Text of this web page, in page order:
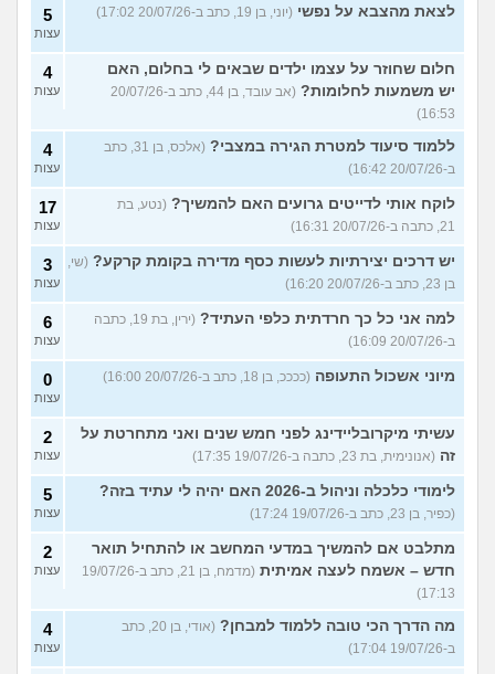
לצאת מהצבא על נפשי (יוני, בן 19, כתב ב-20/07/26 17:02) 5
עצות
חלום שחוזר על עצמו ילדים שבאים לי בחלום, האם
יש משמעות לחלומות?
(אב עובד, בן 44, כתב ב-20/07/26
16:53)
4
עצות
ללמוד סיעוד למטרת הגירה במצבי?
(אלכס, בן 31, כתב
ב-20/07/26 16:42)
4
עצות
לוקח אותי לדייטים גרועים האם להמשיך? (נטע, בת
21, כתבה ב-20/07/26 16:31)
17
עצות
יש דרכים יצירתיות לעשות כסף מדירה בקומת קרקע? (שי,
בן 23, כתב ב-20/07/26 16:20)
3
עצות
למה אני כל כך חרדתית כלפי העתיד?
(ירין, בת 19, כתבה
ב-20/07/26 16:09)
6
עצות
מיוני אשכול התעופה (ככככ, בן 18, כתב ב-20/07/26 16:00) 0
עצות
עשיתי מיקרובליידינג לפני חמש שנים ואני מתחרטת על
זה (אנונימית, בת 23, כתבה ב-19/07/26 17:35)
2
עצות
לימודי כלכלה וניהול ב-2026 האם יהיה לי עתיד בזה?
(כפיר, בן 23, כתב ב-19/07/26 17:24)
5
עצות
מתלבט אם להמשיך במדעי המחשב או להתחיל תואר
חדש – אשמח לעצה אמיתית
(מדמח, בן 21, כתב ב-19/07/26
17:13)
2
עצות
מה הדרך הכי טובה ללמוד למבחן?
(אודי, בן 20, כתב
ב-19/07/26 17:04)
4
עצות